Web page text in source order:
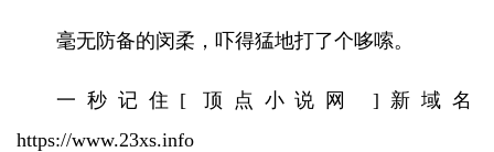
毫无防备的闵柔，吓得猛地打了个哆嗦。
一秒记住[ 顶点小说网 ]新域名
https://www.23xs.info